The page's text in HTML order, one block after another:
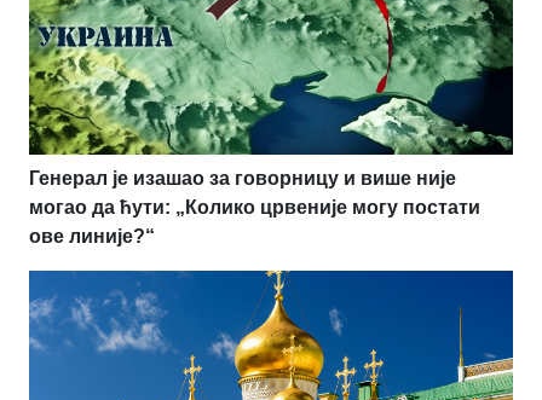
Генерал је изашао за говорницу и више није
могао да ћути: „Колико црвеније могу постати
ове линије?“